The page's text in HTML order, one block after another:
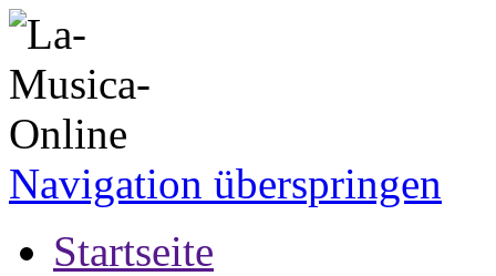
Navigation überspringen
Startseite